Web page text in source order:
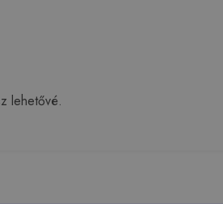
lehetővé.